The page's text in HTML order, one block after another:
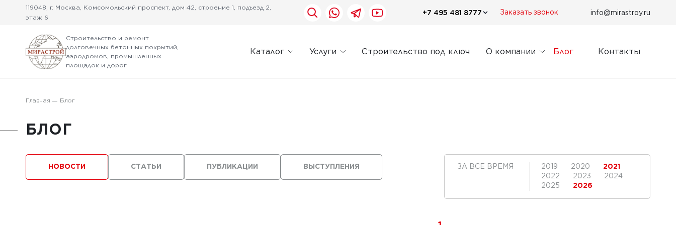
119048, г. Москва, Комсомольский проспект, дом 42, строение 1, подъезд 2,
этаж 6
+7 495 481 8777 Заказать звонок info@mirastroy.ru
Строительство и ремонт
долговечных бетонных покрытий,
аэродромов, промышленных
площадок и дорог
Каталог Услуги Строительство под ключ О компании Блог Контакты
Главная Блог
БЛОГ
ВЫСТУПЛЕНИЯ
ПУБЛИКАЦИИ
НОВОСТИ СТАТЬИ ЗА ВСЕ ВРЕМЯ 2019 2020
2021
2022
2023
2024
2025
2026